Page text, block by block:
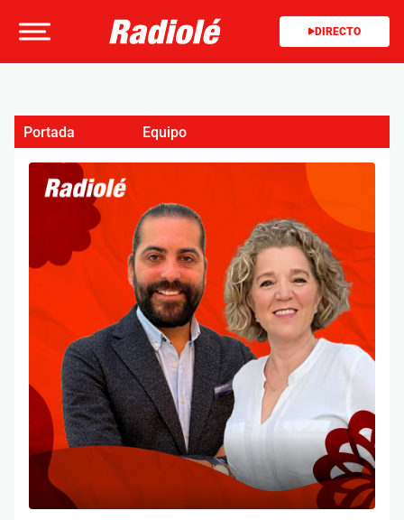
DIRECTO
Portada Equipo